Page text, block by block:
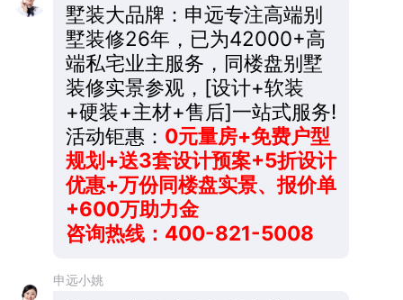
墅装大品牌：申远专注高端别
墅装修26年，已为42000+高
端私宅业主服务，同楼盘别墅
装修实景参观，[设计+软装
+硬装+主材+售后]一站式服务!
活动钜惠： 0元量房+免费户型
规划+送3套设计预案+5折设计
优惠+万份同楼盘实景、报价单
+600万助力金
咨询热线：400-821-5008
申远小姚